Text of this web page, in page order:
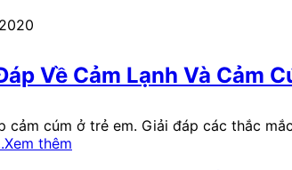
Về Cảm Lạnh Và Cảm
cảm cúm ở trẻ em. Giải đáp các thắc
thêm